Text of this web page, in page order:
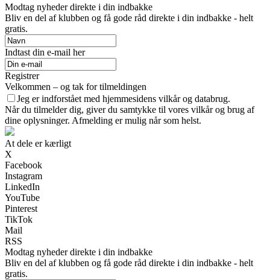
Modtag nyheder direkte i din indbakke
Bliv en del af klubben og få gode råd direkte i din indbakke - helt
gratis.
Indtast din e-mail her
Registrer
Velkommen – og tak for tilmeldingen
Jeg er indforstået med hjemmesidens vilkår og databrug.
Når du tilmelder dig, giver du samtykke til vores vilkår og brug af
dine oplysninger. Afmelding er mulig når som helst.
At dele er kærligt
X
Facebook
Instagram
LinkedIn
YouTube
Pinterest
TikTok
Mail
RSS
Modtag nyheder direkte i din indbakke
Bliv en del af klubben og få gode råd direkte i din indbakke - helt
gratis.